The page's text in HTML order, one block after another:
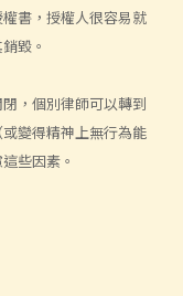
書，授權人很容易就
毀。
，個別律師可以轉到
變得精神上無行為能
些因素。
久授權書內的受權人。
我的權力呢？家裡還有
題而使大家不和。坦白
父母的資產。